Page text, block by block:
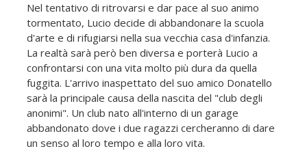
Nel tentativo di ritrovarsi e dar pace al suo animo
tormentato, Lucio decide di abbandonare la scuola
d'arte e di rifugiarsi nella sua vecchia casa d'infanzia.
La realtà sarà però ben diversa e porterà Lucio a
confrontarsi con una vita molto più dura da quella
fuggita. L'arrivo inaspettato del suo amico Donatello
sarà la principale causa della nascita del "club degli
anonimi". Un club nato all'interno di un garage
abbandonato dove i due ragazzi cercheranno di dare
un senso al loro tempo e alla loro vita.